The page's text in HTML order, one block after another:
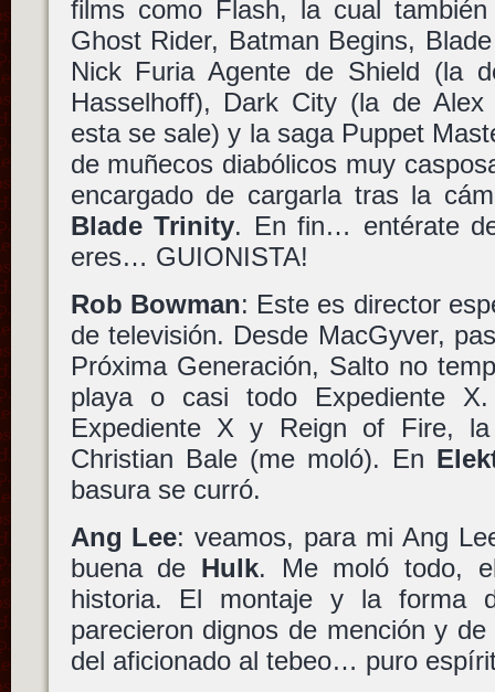
films como Flash, la cual también
Ghost Rider, Batman Begins,
Nick Furia Agente de Shield (la
Hasselhoff), Dark City (la de Alex
esta se sale) y la saga Puppet
de muñecos diabólicos muy
encargado de cargarla tras la
Blade Trinity. En fin… entérate
eres… GUIONISTA!
Rob Bowman: Este es director
de televisión. Desde MacGyver,
Próxima Generación, Salto no
playa o casi todo Expediente
Expediente X y Reign of Fire,
Christian Bale (me moló). En
basura se curró.
Ang Lee: veamos, para mi Ang
buena de Hulk. Me moló todo,
historia. El montaje y la forma
parecieron dignos de mención y
del aficionado al tebeo… puro